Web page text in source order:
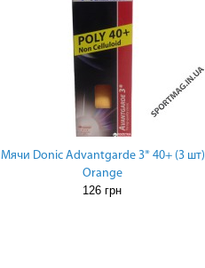
Мячи Donic Advantgarde 3* 40+ (3 шт)
Оrange
126 грн